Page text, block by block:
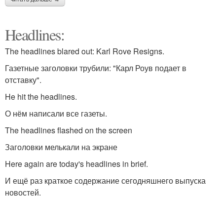
Headlines:
The headlines blared out: Karl Rove Resigns.
Газетные заголовки трубили: "Карл Роув подает в
отставку".
He hit the headlines.
О нём написали все газеты.
The headlines flashed on the screen
Заголовки мелькали на экране
Here again are today's headlines in brief.
И ещё раз краткое содержание сегодняшнего выпуска
новостей.